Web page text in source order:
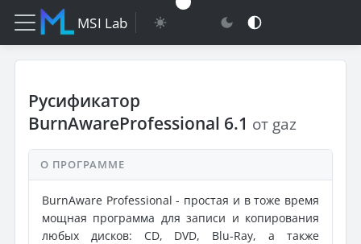
MSI Lab
Русификатор
BurnAwareProfessional 6.1 от gaz
О ПРОГРАММЕ
BurnAware Professional - простая и в тоже время
мощная программа для записи и копирования
любых дисков: CD, DVD, Blu-Ray, а также